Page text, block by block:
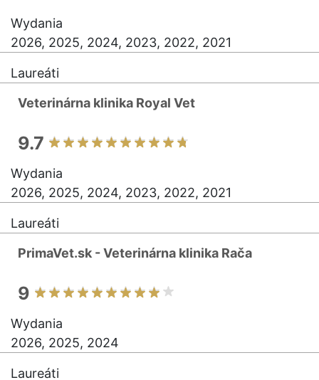
Wydania
2026, 2025, 2024, 2023, 2022, 2021
Laureáti
Veterinárna klinika Royal Vet
9.7
Wydania
2026, 2025, 2024, 2023, 2022, 2021
Laureáti
PrimaVet.sk - Veterinárna klinika Rača
9
Wydania
2026, 2025, 2024
Laureáti